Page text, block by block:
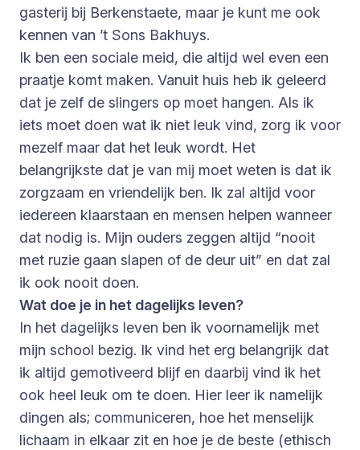
gasterij bij Berkenstaete, maar je kunt me ook
kennen van ’t Sons Bakhuys.
Ik ben een sociale meid, die altijd wel even een
praatje komt maken. Vanuit huis heb ik geleerd
dat je zelf de slingers op moet hangen. Als ik
iets moet doen wat ik niet leuk vind, zorg ik voor
mezelf maar dat het leuk wordt. Het
belangrijkste dat je van mij moet weten is dat ik
zorgzaam en vriendelijk ben. Ik zal altijd voor
iedereen klaarstaan en mensen helpen wanneer
dat nodig is. Mijn ouders zeggen altijd “nooit
met ruzie gaan slapen of de deur uit” en dat zal
ik ook nooit doen.
Wat doe je in het dagelijks leven?
In het dagelijks leven ben ik voornamelijk met
mijn school bezig. Ik vind het erg belangrijk dat
ik altijd gemotiveerd blijf en daarbij vind ik het
ook heel leuk om te doen. Hier leer ik namelijk
dingen als; communiceren, hoe het menselijk
lichaam in elkaar zit en hoe je de beste (ethisch